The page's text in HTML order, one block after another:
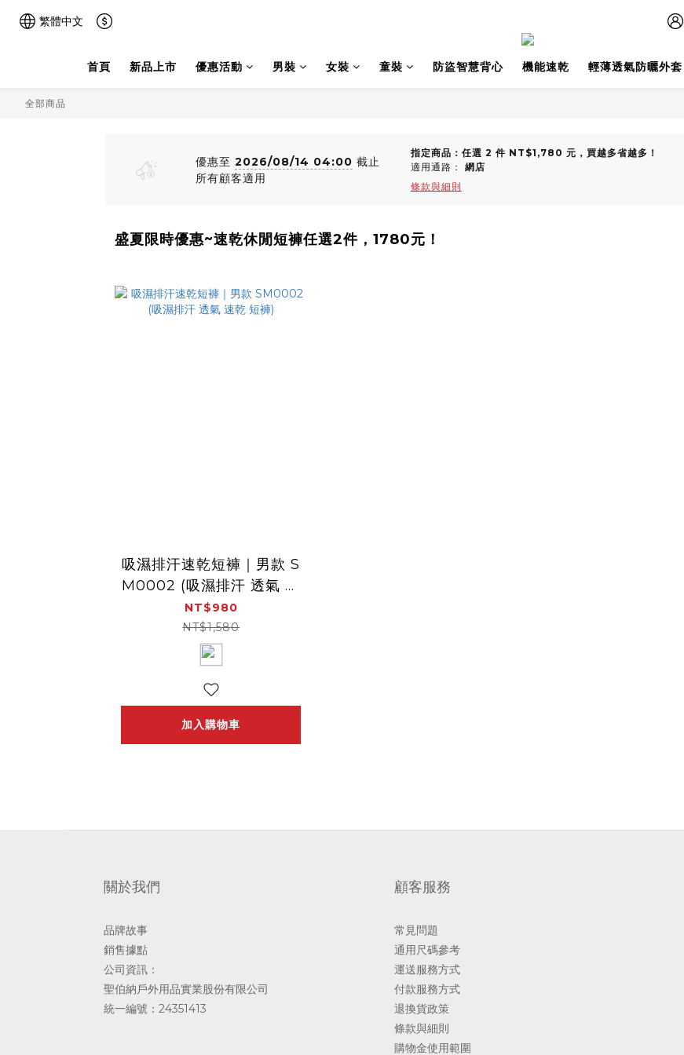
繁體中文
首頁 新品上市 優惠活動 男裝 女裝 童裝 防盜智慧背心 機能速乾 輕薄透氣防曬外套
全部商品
優惠至 2026/08/14 04:00 截止
所有顧客適用
指定商品：任選 2 件 NT$1,780 元，買越多省越多！
適用通路： 網店
條款與細則
盛夏限時優惠~速乾休閒短褲任選2件，1780元！
吸濕排汗速乾短褲｜男款 S
M0002 (吸濕排汗 透氣 速
乾 短褲)
NT$980
NT$1,580
加入購物車
關於我們
品牌故事
銷售據點
公司資訊：
聖伯納戶外用品實業股份有限公司
統一編號：24351413
顧客服務
常見問題
通用尺碼參考
運送服務方式
付款服務方式
退換貨政策
條款與細則
購物金使用範圍